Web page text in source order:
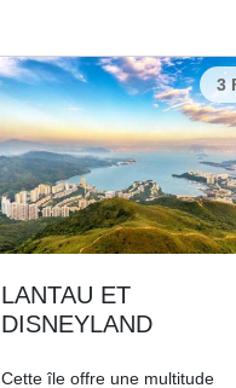
3
LANTAU ET
DISNEYLAND
Cette île offre une multitude